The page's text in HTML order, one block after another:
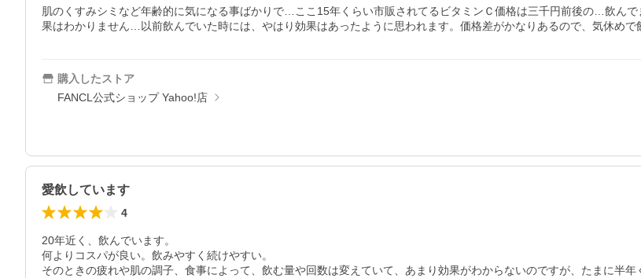
肌のくすみシミなど年齢的に気になる事ばかりで…ここ15年くらい市販されてるビタミンＣ価格は三千円前後の…飲ん
果はわかりません…以前飲んでいた時には、やはり効果はあったように思われます。価格差がかなりあるので、気休めで
購入したストア
FANCL公式ショップ Yahoo!店
愛飲しています
4
20年近く、飲んでいます。
何よりコスパが良い。飲みやすく続けやすい。
そのときの疲れや肌の調子、食事によって、飲む量や回数は変えていて、あまり効果がわからないのですが、たまに半